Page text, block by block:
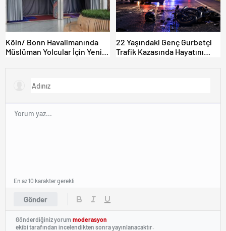
Köln/ Bonn Havalimanında
Müslüman Yolcular İçin Yeni
22 Yaşındaki Genç Gurbetçi
Trafik Kazasında Hayatını
Gönder
En az 10 karakter gerekli
Gönderdiğiniz yorum moderasyon
ekibi tarafından incelendikten sonra yayınlanacaktır.